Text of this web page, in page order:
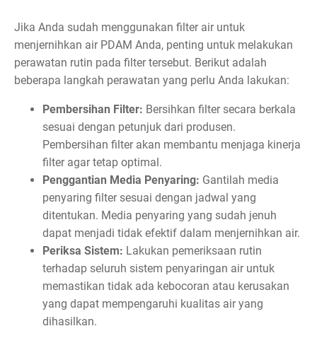
Jika Anda sudah menggunakan filter air untuk
menjernihkan air PDAM Anda, penting untuk melakukan
perawatan rutin pada filter tersebut. Berikut adalah
beberapa langkah perawatan yang perlu Anda lakukan:
Pembersihan Filter: Bersihkan filter secara berkala
sesuai dengan petunjuk dari produsen.
Pembersihan filter akan membantu menjaga kinerja
filter agar tetap optimal.
Penggantian Media Penyaring: Gantilah media
penyaring filter sesuai dengan jadwal yang
ditentukan. Media penyaring yang sudah jenuh
dapat menjadi tidak efektif dalam menjernihkan air.
Periksa Sistem: Lakukan pemeriksaan rutin
terhadap seluruh sistem penyaringan air untuk
memastikan tidak ada kebocoran atau kerusakan
yang dapat mempengaruhi kualitas air yang
dihasilkan.